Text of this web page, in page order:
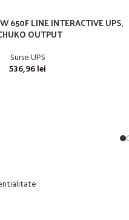
650F LINE INTERACTIVE UPS,
OUTPUT
Surse UPS
536,96lei